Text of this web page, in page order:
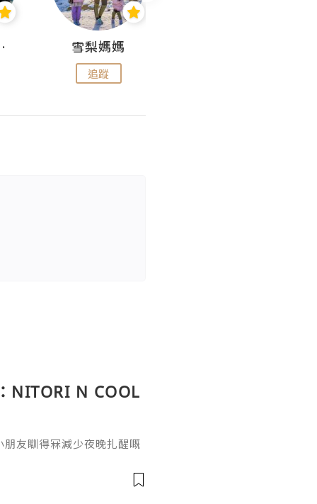
雪梨媽媽
追蹤
NITORI N COOL
友瞓得冧減少夜晚扎醒嘅
絨公仔抱枕 兔子球圓碌碌
一定要帶埋佢返屋企超細短